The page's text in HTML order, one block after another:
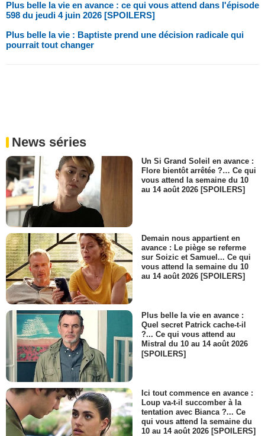
Plus belle la vie en avance : ce qui vous attend dans l'épisode
598 du jeudi 4 juin 2026 [SPOILERS]
Plus belle la vie : Baptiste prend une décision radicale qui
pourrait tout changer
News séries
Un Si Grand Soleil en avance :
Flore bientôt arrêtée ?… Ce qui
vous attend la semaine du 10
au 14 août 2026 [SPOILERS]
Demain nous appartient en
avance : Le piège se referme
sur Soizic et Samuel... Ce qui
vous attend la semaine du 10
au 14 août 2026 [SPOILERS]
Plus belle la vie en avance :
Quel secret Patrick cache-t-il
?... Ce qui vous attend au
Mistral du 10 au 14 août 2026
[SPOILERS]
Ici tout commence en avance :
Loup va-t-il succomber à la
tentation avec Bianca ?... Ce
qui vous attend la semaine du
10 au 14 août 2026 [SPOILERS]